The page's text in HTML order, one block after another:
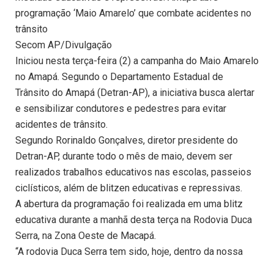
programação ‘Maio Amarelo’ que combate acidentes no
trânsito
Secom AP/Divulgação
Iniciou nesta terça-feira (2) a campanha do Maio Amarelo
no Amapá. Segundo o Departamento Estadual de
Trânsito do Amapá (Detran-AP), a iniciativa busca alertar
e sensibilizar condutores e pedestres para evitar
acidentes de trânsito.
Segundo Rorinaldo Gonçalves, diretor presidente do
Detran-AP, durante todo o mês de maio, devem ser
realizados trabalhos educativos nas escolas, passeios
ciclísticos, além de blitzen educativas e repressivas.
A abertura da programação foi realizada em uma blitz
educativa durante a manhã desta terça na Rodovia Duca
Serra, na Zona Oeste de Macapá.
“A rodovia Duca Serra tem sido, hoje, dentro da nossa